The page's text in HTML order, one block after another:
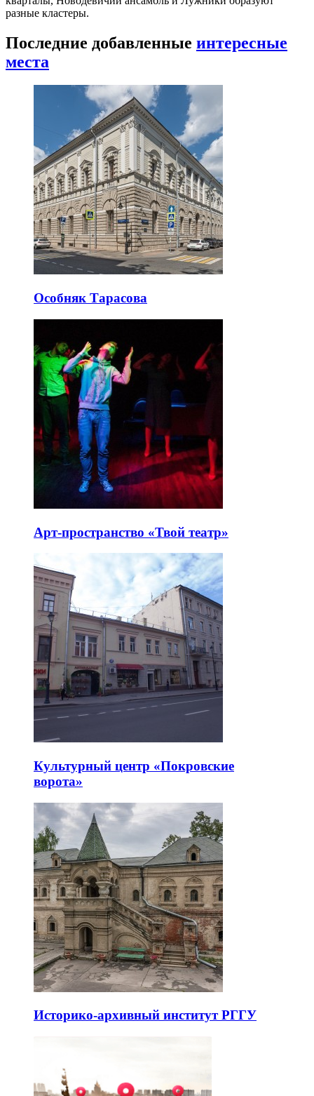
разные кластеры.
Последние добавленные интересные
места
Особняк Тарасова
Арт-пространство «Твой театр»
Культурный центр «Покровские
ворота»
Историко-архивный институт РГГУ